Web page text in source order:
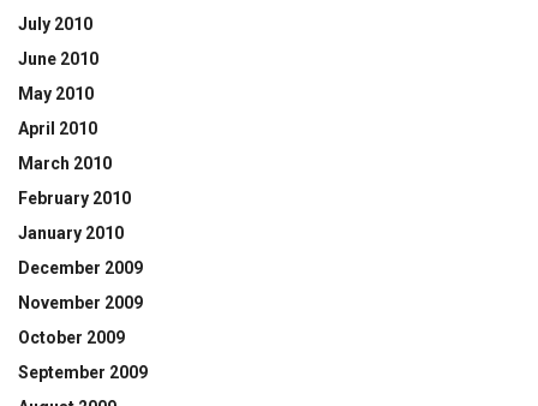
July 2010
June 2010
May 2010
April 2010
March 2010
February 2010
January 2010
December 2009
November 2009
October 2009
September 2009